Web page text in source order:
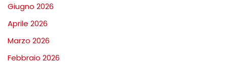
Giugno 2026
Aprile 2026
Marzo 2026
Febbraio 2026